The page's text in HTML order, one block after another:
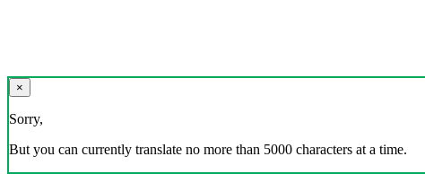
×
Sorry,
But you can currently translate no more than 5000 characters at a time.